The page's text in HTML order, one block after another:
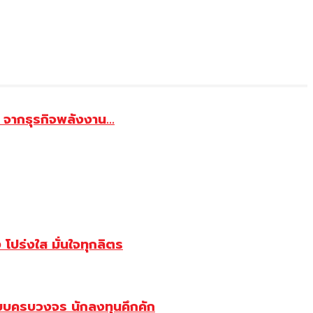
ากธุรกิจพลังงาน...
ปร่งใส มั่นใจทุกลิตร
บครบวงจร นักลงทุนคึกคัก